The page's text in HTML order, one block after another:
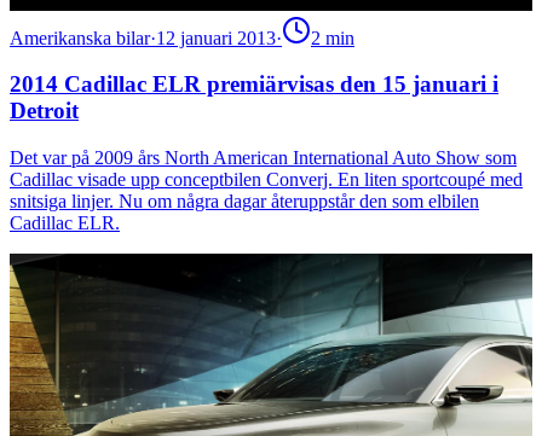
Amerikanska bilar·12 januari 2013· 2 min
2014 Cadillac ELR premiärvisas den 15 januari i
Detroit
Det var på 2009 års North American International Auto Show som
Cadillac visade upp conceptbilen Converj. En liten sportcoupé med
snitsiga linjer. Nu om några dagar återuppstår den som elbilen
Cadillac ELR.